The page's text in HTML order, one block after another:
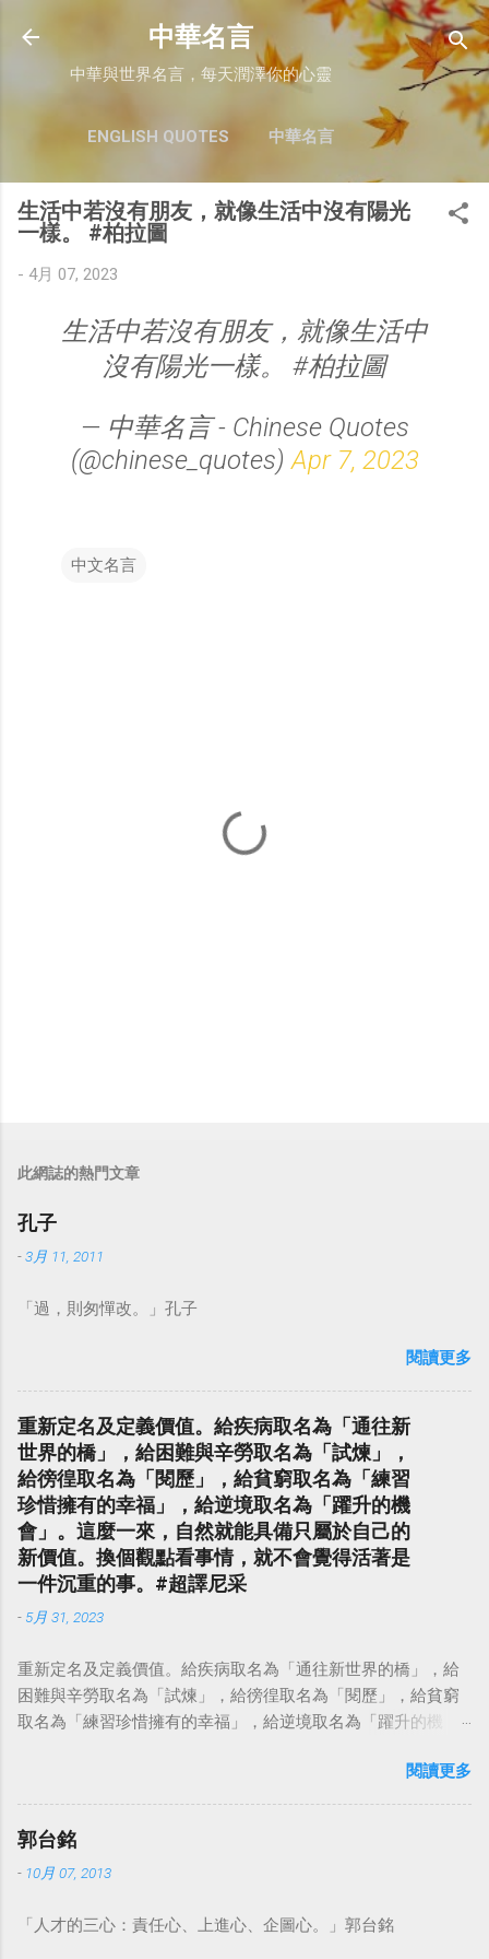
跳至主要內容
中華名言
中華與世界名言，每天潤澤你的心靈
ENGLISH QUOTES 中華名言
生活中若沒有朋友，就像生活中沒有陽光
一樣。 #柏拉圖
- 4月 07, 2023
生活中若沒有朋友，就像生活中
沒有陽光一樣。 #柏拉圖
— 中華名言 - Chinese Quotes
(@chinese_quotes)Apr 7, 2023
中文名言
此網誌的熱門文章
孔子
-3月 11, 2011
「過，則匆憚改。」孔子
閱讀更多
重新定名及定義價值。給疾病取名為「通往新
世界的橋」，給困難與辛勞取名為「試煉」，
給徬徨取名為「閱歷」，給貧窮取名為「練習
珍惜擁有的幸福」，給逆境取名為「躍升的機
會」。這麼一來，自然就能具備只屬於自己的
新價值。換個觀點看事情，就不會覺得活著是
一件沉重的事。#超譯尼采
- 5月 31, 2023
重新定名及定義價值。給疾病取名為「通往新世界的橋」，給
困難與辛勞取名為「試煉」，給徬徨取名為「閱歷」，給貧窮
取名為「練習珍惜擁有的幸福」，給逆境取名為「躍升的機
點看事情，就不會覺得活著是一件沉重的事。#超譯尼采 — 中
華名言 - Chinese Quotes (@chinese_quotes) May 23, 2023
閱讀更多
郭台銘
- 10月 07, 2013
「人才的三心：責任心、上進心、企圖心。」郭台銘